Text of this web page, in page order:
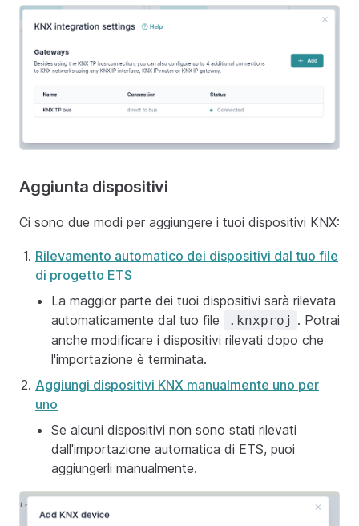
Aggiunta dispositivi
Ci sono due modi per aggiungere i tuoi dispositivi KNX:
Rilevamento automatico dei dispositivi dal tuo file
di progetto ETS
La maggior parte dei tuoi dispositivi sarà rilevata
automaticamente dal tuo file
.knxproj . Potrai
anche modificare i dispositivi rilevati dopo che
l'importazione è terminata.
Aggiungi dispositivi KNX manualmente uno per
uno
Se alcuni dispositivi non sono stati rilevati
dall'importazione automatica di ETS, puoi
aggiungerli manualmente.